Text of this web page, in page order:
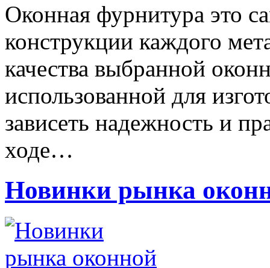
Оконная фурнитура это
конструкции каждого
качества выбранной
использованной для
зависеть надежность и
ходе…
Новинки рынка